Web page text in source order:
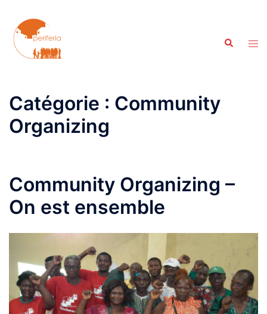
contenu
Catégorie : Community
Organizing
Community Organizing –
On est ensemble